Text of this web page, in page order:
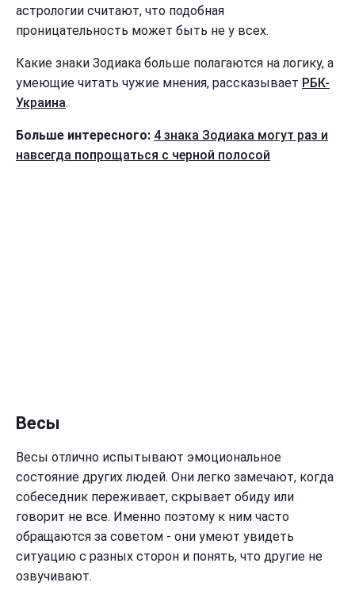
астрологии считают, что подобная
проницательность может быть не у всех.
Какие знаки Зодиака больше полагаются на логику, а
умеющие читать чужие мнения, рассказывает РБК-
Украина.
Больше интересного: 4 знака Зодиака могут раз и
навсегда попрощаться с черной полосой
Весы
Весы отлично испытывают эмоциональное
состояние других людей. Они легко замечают, когда
собеседник переживает, скрывает обиду или
говорит не все. Именно поэтому к ним часто
обращаются за советом - они умеют увидеть
ситуацию с разных сторон и понять, что другие не
озвучивают.